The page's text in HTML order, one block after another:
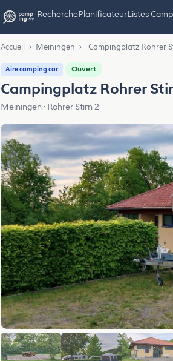
RecherchePlanificateurListes
Accueil › Meiningen › Campingplatz Rohrer
Aire camping car Ouvert
Campingplatz Rohrer
Meiningen · Rohrer Stirn 2